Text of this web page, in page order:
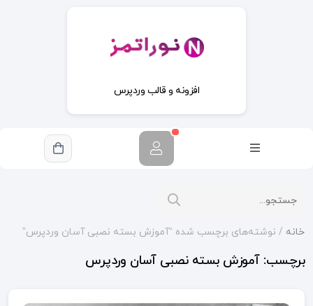
افزونه و قالب وردپرس
خانه / نوشته‌های برچسب شده “آموزش بسته نصبی آسان وردپرس”
برچسب:آموزش بسته نصبی آسان وردپرس